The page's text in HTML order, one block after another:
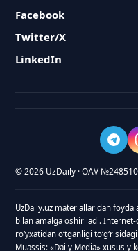
Facebook
Twitter/X
LinkedIn
© 2026 UzDaily · OAV №248510
UzDaily.uz materiallaridan
bilan amalga oshiriladi.
roʻyxatidan oʻtganligi
Muassis: «Daily Media» xususiy